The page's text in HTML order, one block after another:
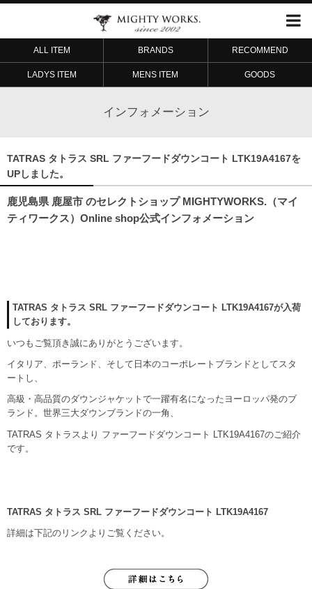
ALL ITEM BRANDS RECOMMEND
LADYS ITEM MENS ITEM GOODS
インフォメーション
TATRAS タトラス SRL ファーフードダウンコート LTK19A4167を
UPしました。
鹿児島県 鹿屋市 のセレクトショップ MIGHTYWORKS.（マイ
ティワークス）Online shop公式インフォメーション
TATRAS タトラス SRL ファーフードダウンコート LTK19A4167が入荷
しております。
いつもご覧頂き誠にありがとうございます。
イタリア、ポーランド、そして日本のコーポレートブランドとしてスタ
ートし、
高級・高品質のダウンジャケットで一躍有名になったヨーロッパ発のブ
ランド。世界三大ダウンブランドの一角、
TATRAS タトラスより ファーフードダウンコート LTK19A4167のご紹介
です。
TATRAS タトラス SRL ファーフードダウンコート LTK19A4167
詳細は下記のリンクよりご覧ください。